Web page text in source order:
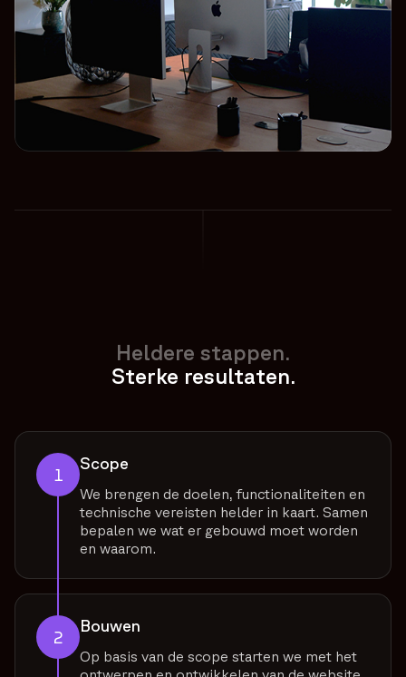
Heldere stappen.
Sterke resultaten.
1
Scope
We brengen de doelen, functionaliteiten en
technische vereisten helder in kaart. Samen
bepalen we wat er gebouwd moet worden
en waarom.
2
Bouwen
Op basis van de scope starten we met het